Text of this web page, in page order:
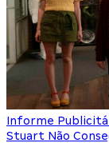
Informe
Stuart Não